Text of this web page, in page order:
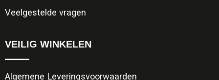
Veelgestelde vragen
VEILIG WINKELEN
Algemene Leveringsvoorwaarden